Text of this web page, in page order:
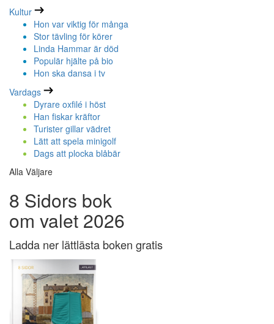
Kultur
Hon var viktig för många
Stor tävling för körer
Linda Hammar är död
Populär hjälte på bio
Hon ska dansa i tv
Vardags
Dyrare oxfilé i höst
Han fiskar kräftor
Turister gillar vädret
Lätt att spela minigolf
Dags att plocka blåbär
Alla Väljare
8 Sidors bok
om valet 2026
Ladda ner lättlästa boken gratis